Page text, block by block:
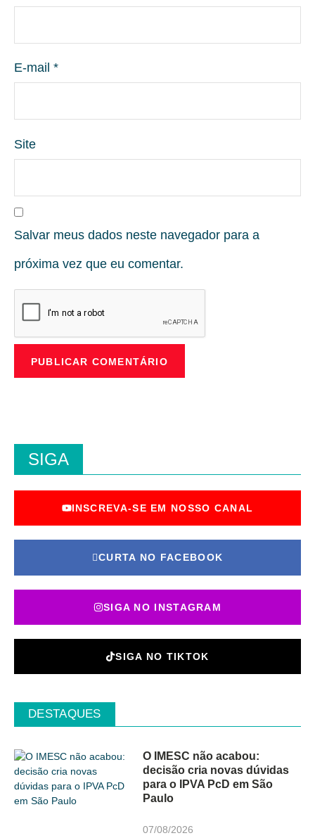
E-mail *
Site
Salvar meus dados neste navegador para a
próxima vez que eu comentar.
SIGA
INSCREVA-SE EM NOSSO CANAL
CURTA NO FACEBOOK
SIGA NO INSTAGRAM
SIGA NO TIKTOK
DESTAQUES
O IMESC não acabou:
decisão cria novas dúvidas
para o IPVA PcD em São
Paulo
07/08/2026